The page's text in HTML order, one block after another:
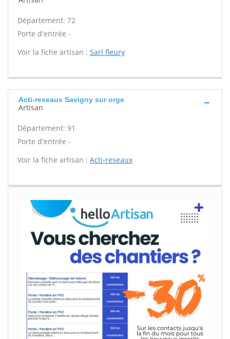
Département: 72
Porte d'entrée -
Voir la fiche artisan : Sarl fleury
Acti-reseaux Savigny sur orge
Artisan
Département: 91
Porte d'entrée -
Voir la fiche artisan : Acti-reseaux